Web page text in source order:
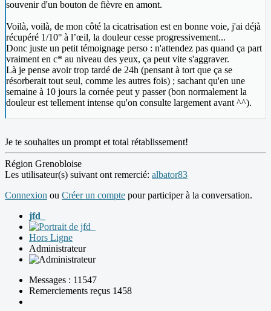
souvenir d'un bouton de fièvre en amont.
Voilà, voilà, de mon côté la cicatrisation est en bonne voie, j'ai déjà
récupéré 1/10° à l’œil, la douleur cesse progressivement...
Donc juste un petit témoignage perso : n'attendez pas quand ça part
vraiment en c* au niveau des yeux, ça peut vite s'aggraver.
Là je pense avoir trop tardé de 24h (pensant à tort que ça se
résorberait tout seul, comme les autres fois) ; sachant qu'en une
semaine à 10 jours la cornée peut y passer (bon normalement la
douleur est tellement intense qu'on consulte largement avant ^^).
Je te souhaites un prompt et total rétablissement!
Région Grenobloise
Les utilisateur(s) suivant ont remercié: albator83
Connexion ou Créer un compte pour participer à la conversation.
jfd_
Hors Ligne
Administrateur
Messages : 11547
Remerciements reçus 1458